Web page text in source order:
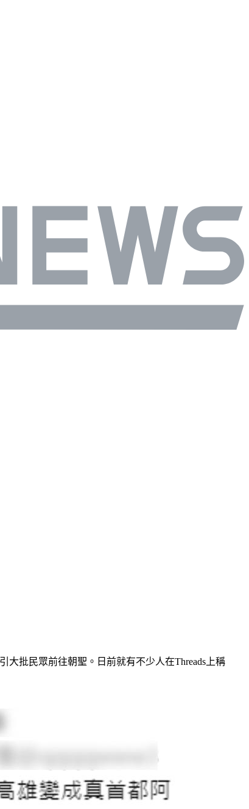
大批民眾前往朝聖。日前就有不少人在Threads上稱